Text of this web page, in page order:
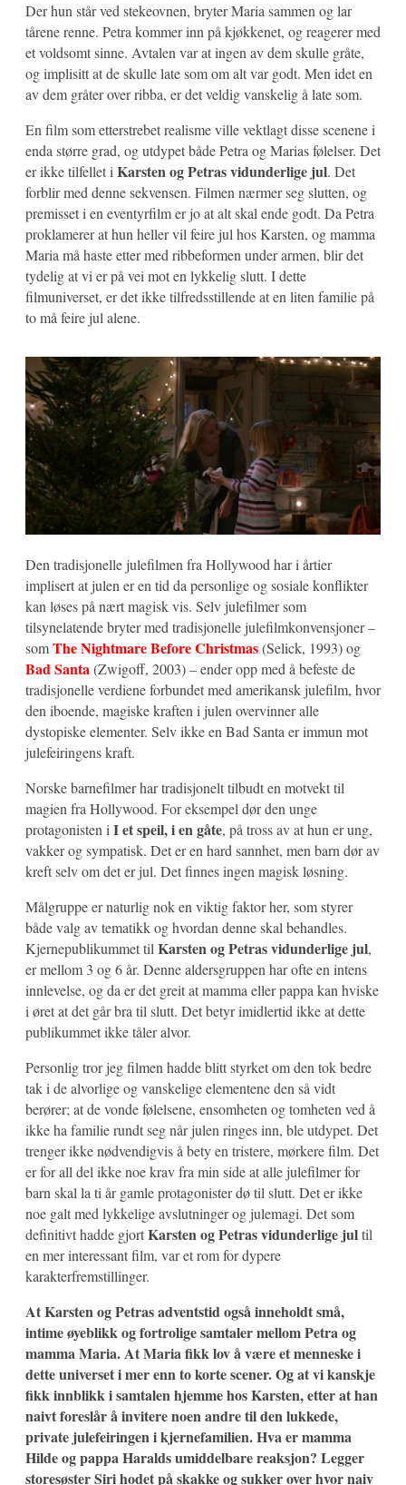
Der hun står ved stekeovnen, bryter Maria sammen og lar
tårene renne. Petra kommer inn på kjøkkenet, og reagerer med
et voldsomt sinne. Avtalen var at ingen av dem skulle gråte,
og implisitt at de skulle late som om alt var godt. Men idet en
av dem gråter over ribba, er det veldig vanskelig å late som.
En film som etterstrebet realisme ville vektlagt disse scenene i
enda større grad, og utdypet både Petra og Marias følelser. Det
er ikke tilfellet iKarsten og Petras vidunderlige jul. Det
forblir med denne sekvensen. Filmen nærmer seg slutten, og
premisset i en eventyrfilm er jo at alt skal ende godt. Da Petra
proklamerer at hun heller vil feire jul hos Karsten, og mamma
Maria må haste etter med ribbeformen under armen, blir det
tydelig at vi er på vei mot en lykkelig slutt. I dette
filmuniverset, er det ikke tilfredsstillende at en liten familie på
to må feire jul alene.
Den tradisjonelle julefilmen fra Hollywood har i årtier
implisert at julen er en tid da personlige og sosiale konflikter
kan løses på nært magisk vis. Selv julefilmer som
tilsynelatende bryter med tradisjonelle julefilmkonvensjoner –
somThe Nightmare Before Christmas(Selick, 1993) og
Bad Santa(Zwigoff, 2003) – ender opp med å befeste de
tradisjonelle verdiene forbundet med amerikansk julefilm, hvor
den iboende, magiske kraften i julen overvinner alle
dystopiske elementer. Selv ikke en Bad Santa er immun mot
julefeiringens kraft.
Norske barnefilmer har tradisjonelt tilbudt en motvekt til
magien fra Hollywood. For eksempel dør den unge
protagonisten iI et speil, i en gåte, på tross av at hun er ung,
vakker og sympatisk. Det er en hard sannhet, men barn dør av
kreft selv om det er jul. Det finnes ingen magisk løsning.
Målgruppe er naturlig nok en viktig faktor her, som styrer
både valg av tematikk og hvordan denne skal behandles.
Kjernepublikummet tilKarsten og Petras vidunderlige jul,
er mellom 3 og 6 år. Denne aldersgruppen har ofte en intens
innlevelse, og da er det greit at mamma eller pappa kan hviske
i øret at det går bra til slutt. Det betyr imidlertid ikke at dette
publikummet ikke tåler alvor.
Personlig tror jeg filmen hadde blitt styrket om den tok bedre
tak i de alvorlige og vanskelige elementene den så vidt
berører; at de vonde følelsene, ensomheten og tomheten ved å
ikke ha familie rundt seg når julen ringes inn, ble utdypet. Det
trenger ikke nødvendigvis å bety en tristere, mørkere film. Det
er for all del ikke noe krav fra min side at alle julefilmer for
barn skal la ti år gamle protagonister dø til slutt. Det er ikke
noe galt med lykkelige avslutninger og julemagi. Det som
definitivt hadde gjortKarsten og Petras vidunderlige jultil
en mer interessant film, var et rom for dypere
karakterfremstillinger.
At Karsten og Petras adventstid også inneholdt små,
intime øyeblikk og fortrolige samtaler mellom Petra og
mamma Maria. At Maria fikk lov å være et menneske i
dette universet i mer enn to korte scener. Og at vi kanskje
fikk innblikk i samtalen hjemme hos Karsten, etter at han
naivt foreslår å invitere noen andre til den lukkede,
private julefeiringen i kjernefamilien. Hva er mamma
Hilde og pappa Haralds umiddelbare reaksjon? Legger
storesøster Siri hodet på skakke og sukker over hvor naiv